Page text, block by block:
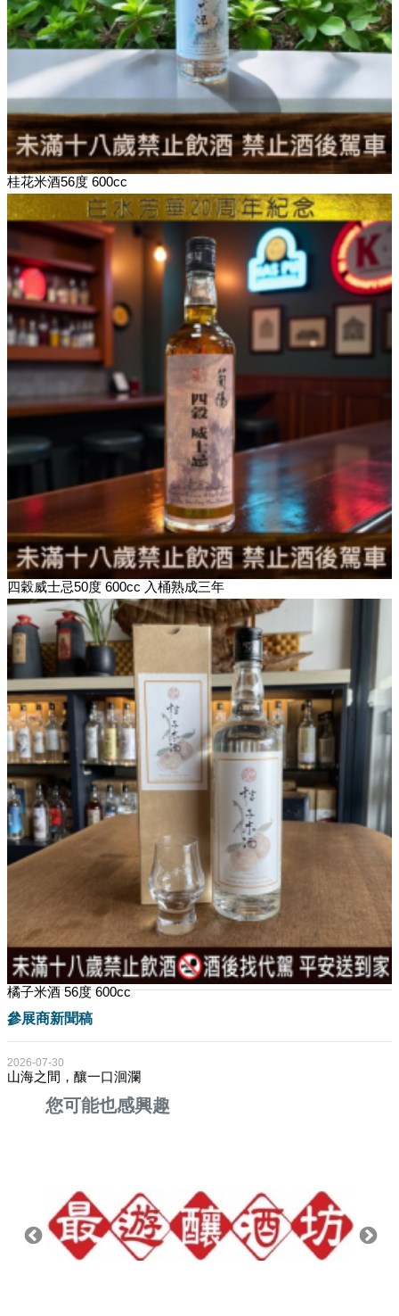
桂花米酒56度 600cc
四穀威士忌50度 600cc 入桶熟成三年
橘子米酒 56度 600cc
參展商新聞稿
2026-07-30
山海之間，釀一口洄瀾
您可能也感興趣